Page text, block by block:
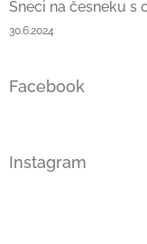
Šneci na česneku s
30.6.2024
Facebook
Instagram